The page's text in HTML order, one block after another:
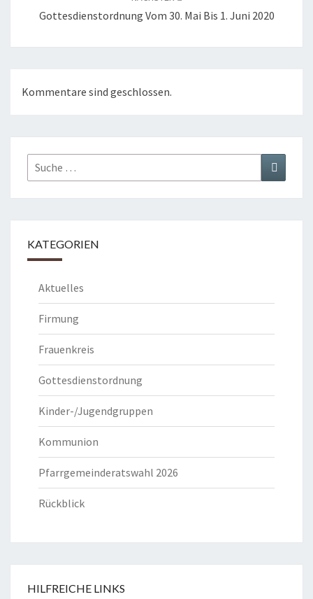
Gottesdienstordnung Vom 30. Mai Bis 1. Juni 2020
Kommentare sind geschlossen.
Suche
nach:
Suchen
KATEGORIEN
Aktuelles
Firmung
Frauenkreis
Gottesdienstordnung
Kinder-/Jugendgruppen
Kommunion
Pfarrgemeinderatswahl 2026
Rückblick
HILFREICHE LINKS